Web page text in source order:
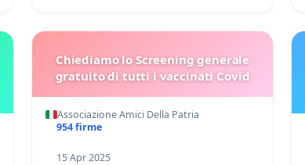
Chiediamo lo Screening generale
gratuito di tutti i vaccinati Covid
Associazione Amici Della Patria
954 firme
15 Apr 2025